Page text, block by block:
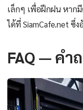
เล็กๆ เพื่อฝึกฝน หาก
ได้ที่ SiamCafe.net
FAQ — ค